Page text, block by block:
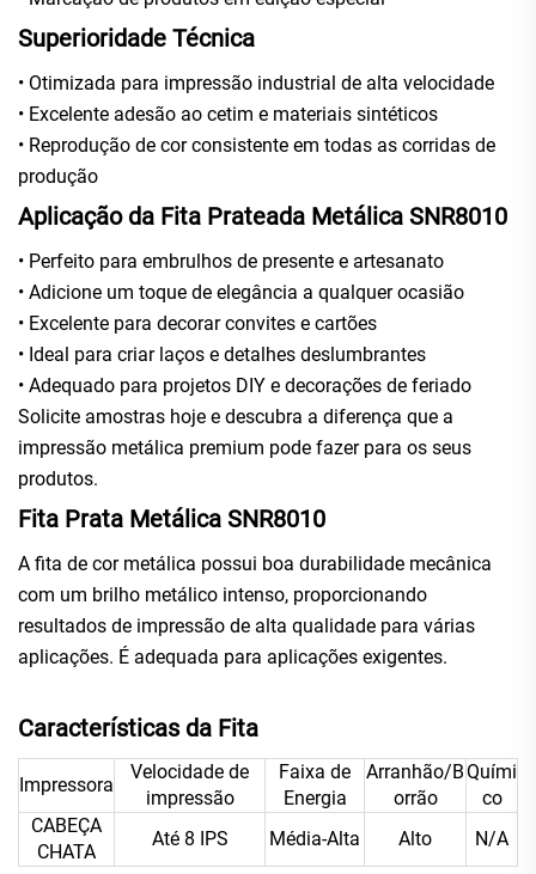
Superioridade Técnica
• Otimizada para impressão industrial de alta velocidade
• Excelente adesão ao cetim e materiais sintéticos
• Reprodução de cor consistente em todas as corridas de
produção
Aplicação da Fita Prateada Metálica SNR8010
• Perfeito para embrulhos de presente e artesanato
• Adicione um toque de elegância a qualquer ocasião
• Excelente para decorar convites e cartões
• Ideal para criar laços e detalhes deslumbrantes
• Adequado para projetos DIY e decorações de feriado
Solicite amostras hoje e descubra a diferença que a
impressão metálica premium pode fazer para os seus
produtos.
Fita Prata Metálica SNR8010
A fita de cor metálica possui boa durabilidade mecânica
com um brilho metálico intenso, proporcionando
resultados de impressão de alta qualidade para várias
aplicações. É adequada para aplicações exigentes.
Características da Fita
Impressora
Velocidade de
impressão
Faixa de
Energia
Arranhão/B
orrão
Quími
co
CABEÇA
CHATA
Até 8 IPS Média-Alta Alto N/A